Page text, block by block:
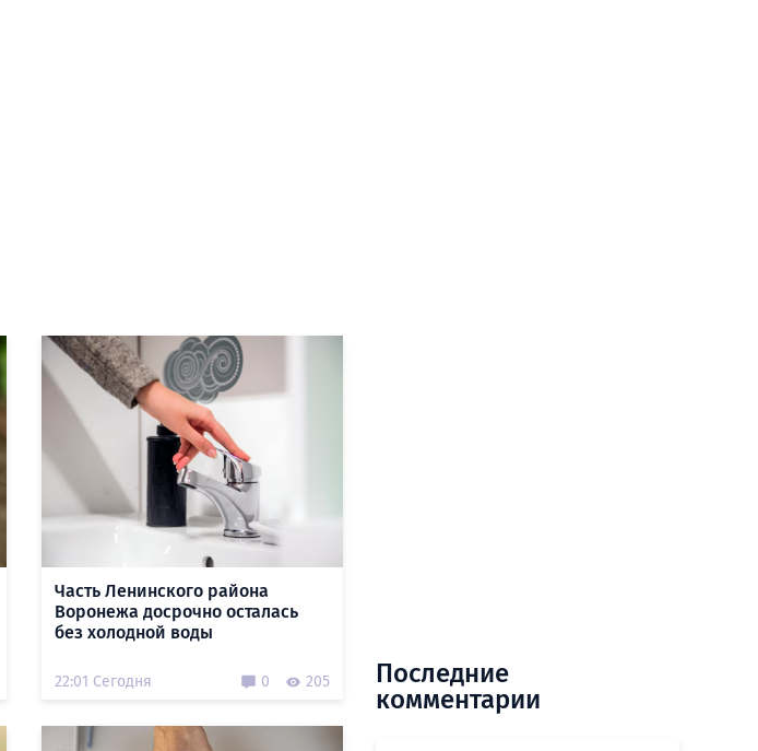
Часть Ленинского района
Воронежа досрочно осталась
без холодной воды
22:01 Сегодня 0 205
Последние
комментарии